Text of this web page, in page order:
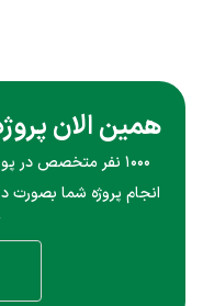
همین الان
۱۰۰۰ نفر متخصص در
انجام پروژه شما بصورت